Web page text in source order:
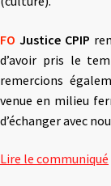
FO Justice CPIP
d’avoir pris le
remercions
venue en milieu
d’échanger avec
Lire le communiqué